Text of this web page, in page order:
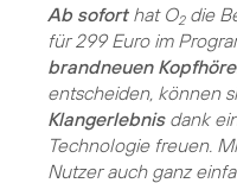
Ab soforthat O2die
für 299 Euro im
brandneuen
entscheiden, können
Klangerlebnisdank
Technologie freuen.
Nutzer auch ganz